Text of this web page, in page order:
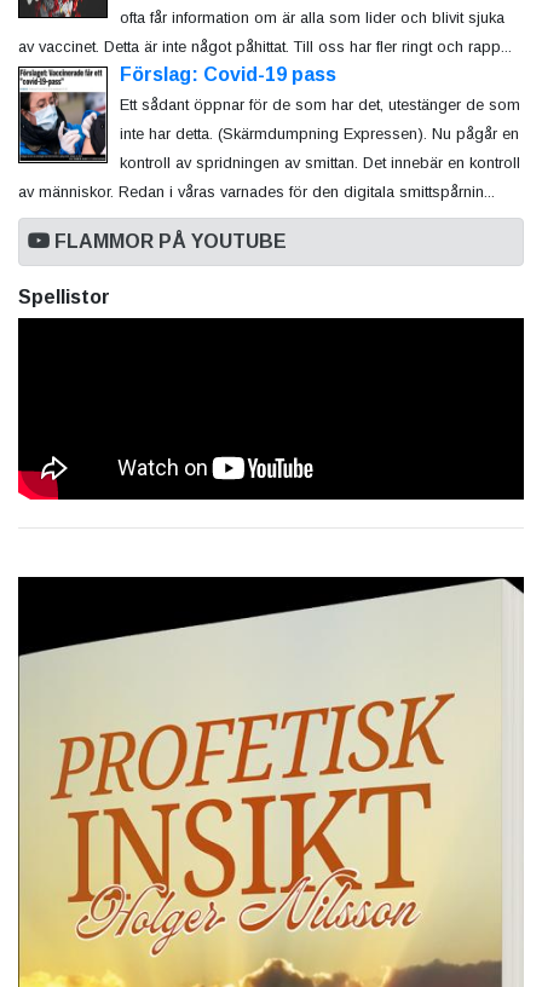
ofta får information om är alla som lider och blivit sjuka
av vaccinet. Detta är inte något påhittat. Till oss har fler ringt och rapp...
Förslag: Covid-19 pass
Ett sådant öppnar för de som har det, utestänger de som
inte har detta. (Skärmdumpning Expressen). Nu pågår en
kontroll av spridningen av smittan. Det innebär en kontroll
av människor. Redan i våras varnades för den digitala smittspårnin...
FLAMMOR PÅ YOUTUBE
Spellistor